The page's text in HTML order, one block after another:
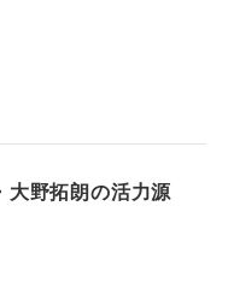
大野拓朗の活力源